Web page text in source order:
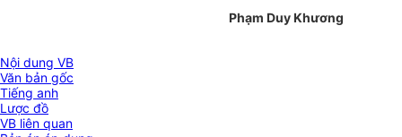
Phạm Duy Khương
Nội dung VB
Văn bản gốc
Tiếng anh
Lược đồ
VB liên quan